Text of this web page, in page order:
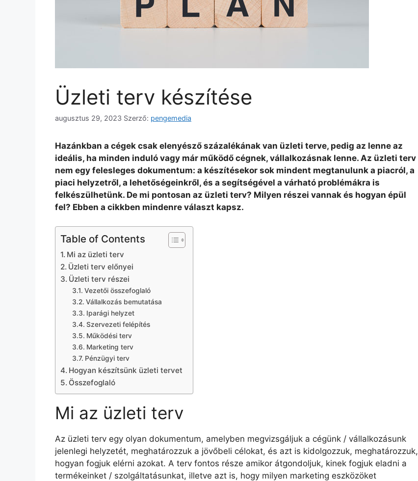
Üzleti terv készítése
augusztus 29, 2023 Szerző: pengemedia
Hazánkban a cégek csak elenyésző százalékának van üzleti terve, pedig az lenne az
ideális, ha minden induló vagy már működő cégnek, vállalkozásnak lenne. Az üzleti terv
nem egy felesleges dokumentum: a készítésekor sok mindent megtanulunk a piacról, a
piaci helyzetről, a lehetőségeinkről, és a segítségével a várható problémákra is
felkészülhetünk. De mi pontosan az üzleti terv? Milyen részei vannak és hogyan épül
fel? Ebben a cikkben mindenre választ kapsz.
Table of Contents
Mi az üzleti terv
Üzleti terv előnyei
Üzleti terv részei
Vezetői összefoglaló
Vállalkozás bemutatása
Iparági helyzet
Szervezeti felépítés
Működési terv
Marketing terv
Pénzügyi terv
Hogyan készítsünk üzleti tervet
Összefoglaló
Mi az üzleti terv
Az üzleti terv egy olyan dokumentum, amelyben megvizsgáljuk a cégünk / vállalkozásunk
jelenlegi helyzetét, meghatározzuk a jövőbeli célokat, és azt is kidolgozzuk, meghatározzuk,
hogyan fogjuk elérni azokat. A terv fontos része amikor átgondoljuk, kinek fogjuk eladni a
termékeinket / szolgáltatásunkat, illetve azt is, hogy milyen marketing eszközöket